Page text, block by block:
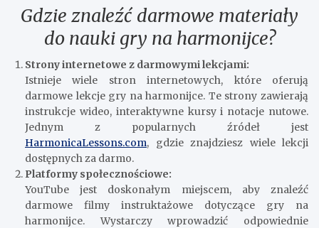
Gdzie znaleźć darmowe materiały
do nauki gry na harmonijce?
Strony internetowe z darmowymi lekcjami:
Istnieje wiele stron internetowych, które oferują
darmowe lekcje gry na harmonijce. Te strony zawierają
instrukcje wideo, interaktywne kursy i notacje nutowe.
Jednym z popularnych źródeł jest
HarmonicaLessons.com, gdzie znajdziesz wiele lekcji
dostępnych za darmo.
Platformy społecznościowe:
YouTube jest doskonałym miejscem, aby znaleźć
darmowe filmy instruktażowe dotyczące gry na
harmonijce. Wystarczy wprowadzić odpowiednie